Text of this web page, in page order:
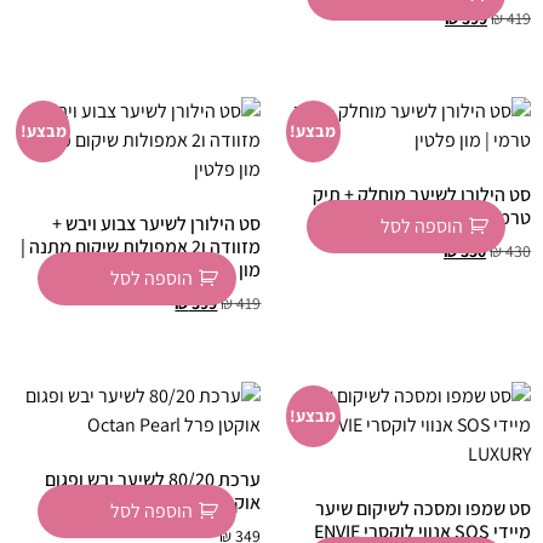
₪419
₪399
מבצע!
סט הילורן לשיער מוחלק + תיק
טרמי | מון פלטין
₪430
₪350
הוספה לסל
מבצע!
סט הילורן לשיער צבוע ויבש +
מזוודה ו2 אמפולות שיקום מתנה |
מון פלטין
₪419
₪399
הוספה לסל
מבצע!
סט שמפו ומסכה לשיקום שיער
מיידי SOS אנווי לוקסרי ENVIE
ערכת 80/20 לשיער יבש ופגום
אוקטן פרל Octan Pearl
₪349
הוספה לסל